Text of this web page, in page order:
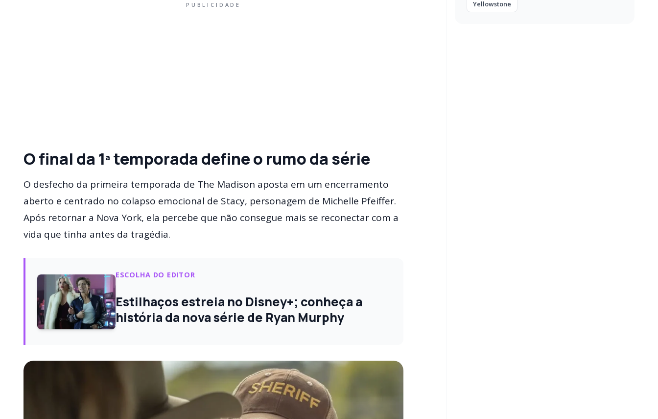
PUBLICIDADE
O final da 1ª temporada define o rumo da série
O desfecho da primeira temporada de The Madison aposta em um encerramento
aberto e centrado no colapso emocional de Stacy, personagem de Michelle Pfeiffer.
Após retornar a Nova York, ela percebe que não consegue mais se reconectar com a
vida que tinha antes da tragédia.
ESCOLHA DO EDITOR
Estilhaços estreia no Disney+; conheça a
história da nova série de Ryan Murphy
Yellowstone